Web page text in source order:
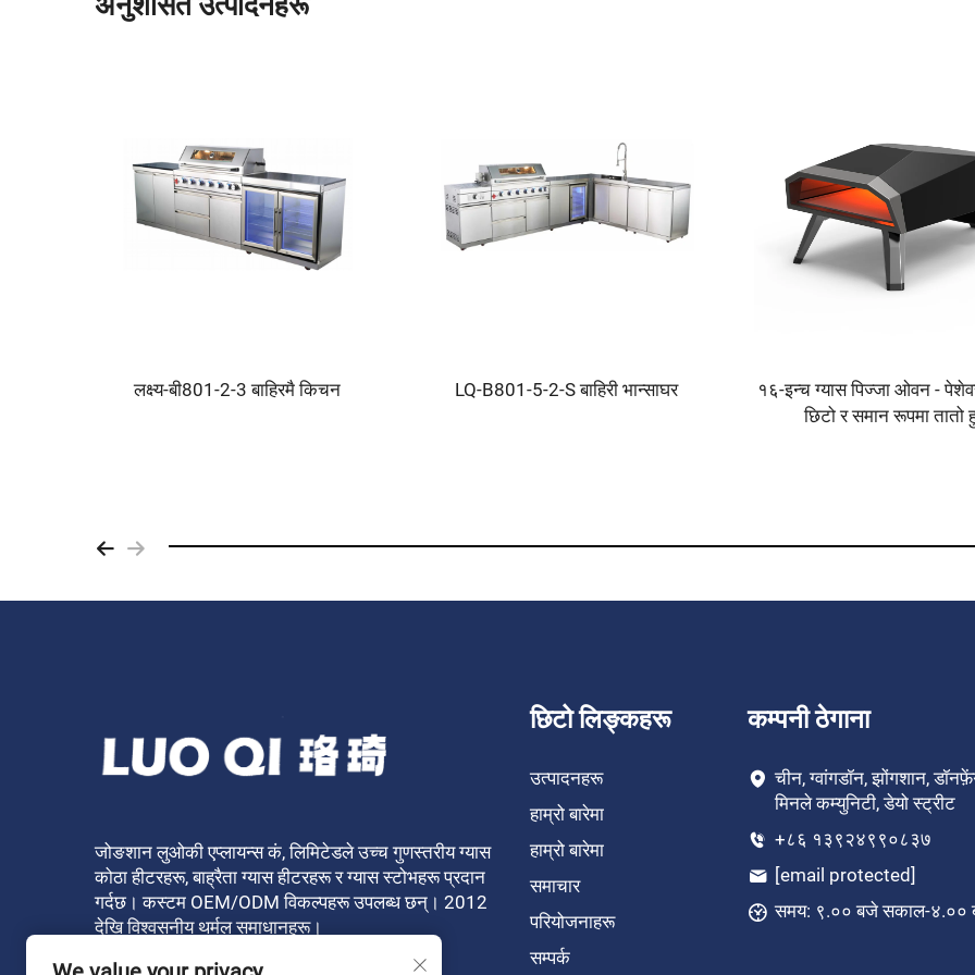
KB5-3 क्याम्पिङ ग्यास स्टोभ LQ-KB2 बाहिरमौलिक गैस संग्रही लक्ष्य-बी801-2-3 बाहिरमै
जोङशान लुओकी एप्लायन्स कं, लिमिटेडले उच्च गुणस्तरीय ग्यास
कोठा हीटरहरू, बाह्रैता ग्यास हीटरहरू र ग्यास स्टोभहरू प्रदान
गर्दछ। कस्टम OEM/ODM विकल्पहरू उपलब्ध छन्। 2012
देखि विश्वसनीय थर्मल समाधानहरू।
छिटो लिङ्कहरू
उत्पादनहरू
हाम्रो बारेमा
हाम्रो बारेमा
समाचार
परियोजनाहरू
सम्पर्क
कम्पनी ठेगाना
चीन, ग्वांगडॉन, झोंगशान,
मिनले कम्युनिटी, डेयो स्ट्रीट
+८६ १३९२४९९०८३७
[email protected]
समय: ९.०० बजे सकाल-४.००